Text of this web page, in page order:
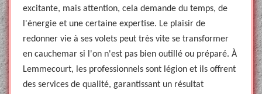
excitante, mais attention, cela demande du temps, de
l'énergie et une certaine expertise. Le plaisir de
redonner vie à ses volets peut très vite se transformer
en cauchemar si l'on n'est pas bien outillé ou préparé. À
Lemmecourt, les professionnels sont légion et ils offrent
des services de qualité, garantissant un résultat